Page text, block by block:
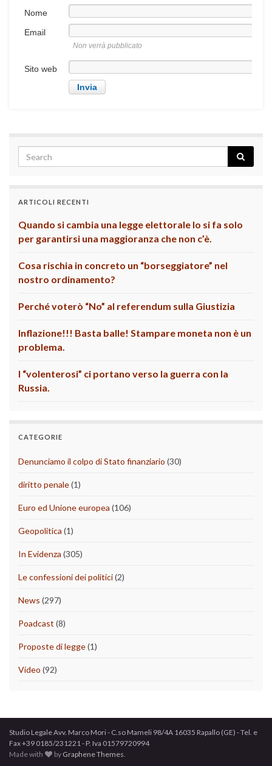
Nome
Email
Non verrà pubblicato
Sito web
ARTICOLI RECENTI
Quando si cambia una legge elettorale lo si fa solo
per garantirsi una maggioranza che non c’è.
Cosa rischia in concreto un “borseggiatore” nel
nostro ordinamento?
Perché voterò “No” al referendum sulla Giustizia
Inflazione!!! Basta balle! Stampare moneta non è un
problema.
I “volenterosi” ci portano verso la guerra con la
Russia.
CATEGORIE
Denunciamo il colpo di Stato finanziario (30)
diritto penale(1)
Euro ed Unione europea (106)
Geopolitica (1)
In Evidenza (305)
Le confessioni dei politici(2)
News (297)
Poadcast (8)
Proposte di legge(1)
Video (92)
Studio Legale Avv. Marco Mori - C.so Mameli 98/4A 16035 Rapallo (GE) - Tel. e
Fax +39 0185/231221 - P. Iva 01579720994
Made with
by Graphene Themes.